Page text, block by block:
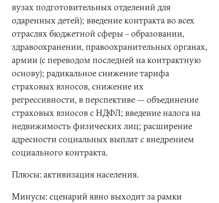
вузах подготовительных отделений для
одаренных детей); введение контракта во всех
отраслях бюджетной сферы – образовании,
здравоохранении, правоохранительных органах,
армии (с переводом последней на контрактную
основу); радикальное снижение тарифа
страховых взносов, снижение их
регрессивности, в перспективе — объединение
страховых взносов с НДФЛ; введение налога на
недвижимость физических лиц; расширение
адресности социальных выплат с внедрением
социального контракта.
Плюсы: активизация населения.
Минусы: сценарий явно выходит за рамки